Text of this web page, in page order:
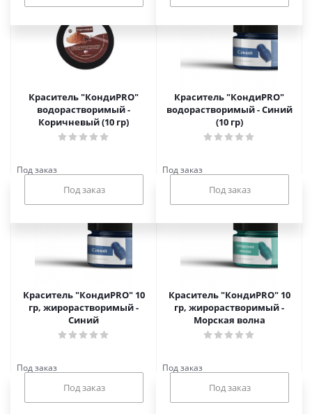
Краситель "КондиPRO"
водорастворимый -
Коричневый (10 гр)
Под заказ
Краситель "КондиPRO"
водорастворимый - Синий
(10 гр)
Под заказ
Краситель "КондиPRO" 10
гр, жирорастворимый -
Синий
Под заказ
Краситель "КондиPRO" 10
гр, жирорастворимый -
Морская волна
Под заказ